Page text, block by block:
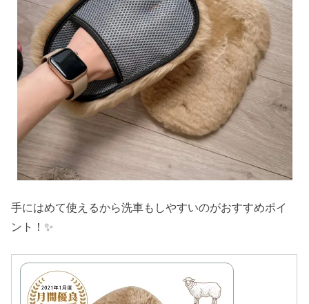
手にはめて使えるから洗車もしやすいのがおすすめポイ
ント！✨